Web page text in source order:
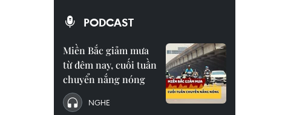
PODCAST
Miền Bắc giảm mưa
từ đêm nay, cuối tuần
chuyển nắng nóng
NGHE